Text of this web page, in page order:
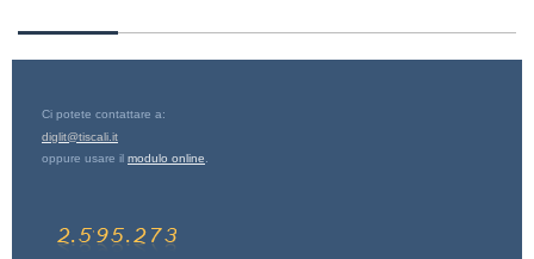
Ci potete contattare a:
diglit@tiscali.it
oppure usare il modulo online.